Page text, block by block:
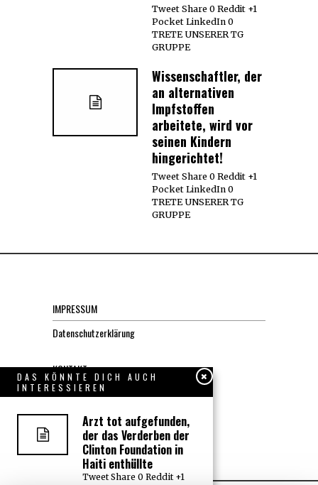
Tweet Share 0 Reddit +1
Pocket LinkedIn 0
TRETE UNSERER TG
GRUPPE
Wissenschaftler, der
an alternativen
Impfstoffen
arbeitete, wird vor
seinen Kindern
hingerichtet!
Tweet Share 0 Reddit +1
Pocket LinkedIn 0
TRETE UNSERER TG
GRUPPE
IMPRESSUM
Datenschutzerklärung
KONTAKT
Über uns, den “Wächter”
DAS KÖNNTE DICH AUCH
INTERESSIEREN
Arzt tot aufgefunden,
der das Verderben der
Clinton Foundation in
Haiti enthüllte
Tweet Share 0 Reddit +1